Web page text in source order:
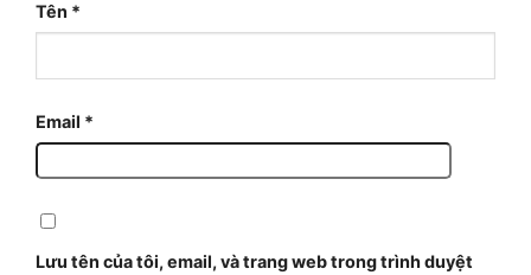
Tên *
Email *
Lưu tên của tôi, email, và trang web trong trình duyệt